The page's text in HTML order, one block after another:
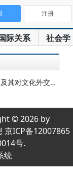
际关系 社会学
注册
文化外交的意义
© 2026 by
ICP备12007865
号.
统